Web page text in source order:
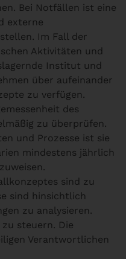
Bei Notfällen ist eine
externe
Im Fall der
Aktivitäten und
Institut und
über aufeinander
zu verfügen.
des
zu überprüfen.
und Prozesse ist sie
mindestens jährlich
sind zu
sind hinsichtlich
zu analysieren.
zu steuern. Die
Verantwortlichen